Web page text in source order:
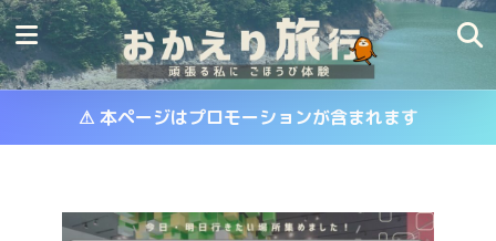
⚠ 本ページはプロモーションが含まれます